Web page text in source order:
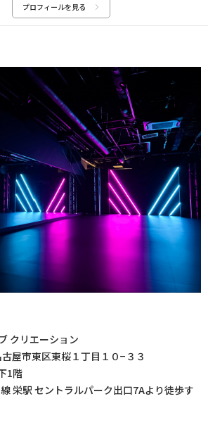
プロフィールを見る
クリエーション
屋市東区東桜１丁目１０−３３
1階
栄駅 セントラルパーク出口7Aより徒歩す